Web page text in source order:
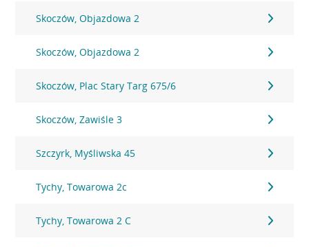
Skoczów, Objazdowa 2
Skoczów, Objazdowa 2
Skoczów, Plac Stary Targ 675/6
Skoczów, Zawiśle 3
Szczyrk, Myśliwska 45
Tychy, Towarowa 2c
Tychy, Towarowa 2 C